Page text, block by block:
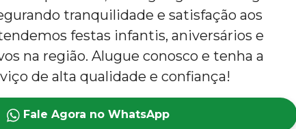
tranquilidade e satisfação aos
festas infantis, aniversários e
na região. Alugue conosco e tenha a
de alta qualidade e confiança!
Fale Agora no WhatsApp